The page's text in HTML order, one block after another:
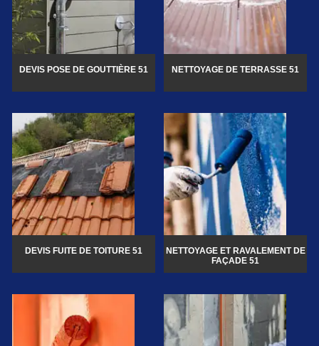
DEVIS POSE DE GOUTTIÈRE 51 NETTOYAGE DE TERRASSE 51
DEVIS FUITE DE TOITURE 51
NETTOYAGE ET RAVALEMENT DE
FAÇADE 51